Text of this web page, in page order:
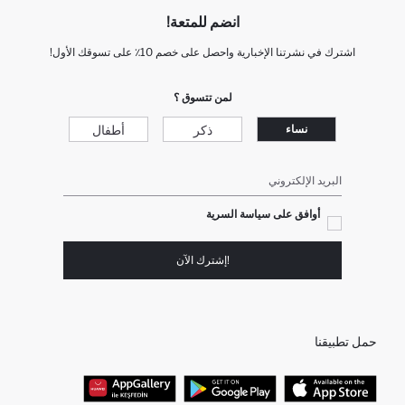
انضم للمتعة!
اشترك في نشرتنا الإخبارية واحصل على خصم 10٪ على تسوقك الأول!
لمن تتسوق ؟
نساء ذكر أطفال
البريد الإلكتروني
أوافق على سياسة السرية
!إشترك الآن
حمل تطبيقنا